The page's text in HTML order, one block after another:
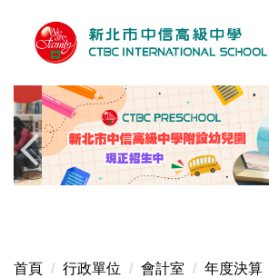
內
容
區
首頁 行政單位 會計室 年度決算